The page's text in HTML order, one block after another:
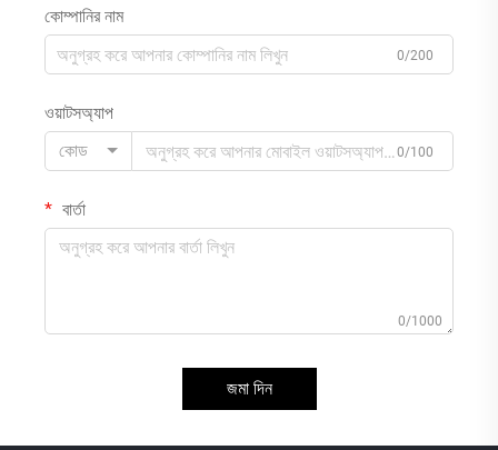
কোম্পানির নাম
0/200
ওয়াটসঅ্যাপ
কোড
0/100
বার্তা
0/1000
জমা দিন